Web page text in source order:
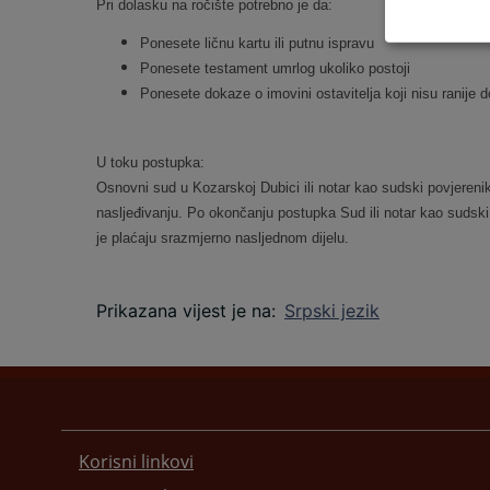
Pri dolasku na ročište potrebno je da:
Ponesete ličnu kartu ili putnu ispravu
Ponesete testament umrlog ukoliko postoji
Ponesete dokaze o imovini ostavitelja koji nisu ranije
U toku postupka:
Osnovni sud u Kozarskoj Dubici ili notar kao sudski povjerenik
nasljeđivanju. Po okončanju postupka Sud ili notar kao
je plaćaju srazmjerno nasljednom dijelu.
Prikazana vijest je na: Srpski jezik
Korisni linkovi